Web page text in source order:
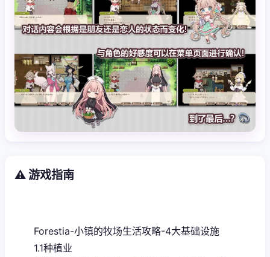
⚠️ 游戏指南
Forestia-小镇的牧场生活攻略-4大基础设施
1.1种植业